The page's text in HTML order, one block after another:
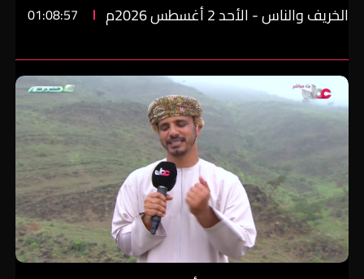
الخريف والناس - الأحد 2 أغسطس 2026م 01:08:57